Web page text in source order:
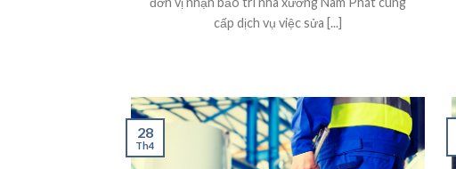
cấp dịch vụ việc sửa [...]
28
Th4